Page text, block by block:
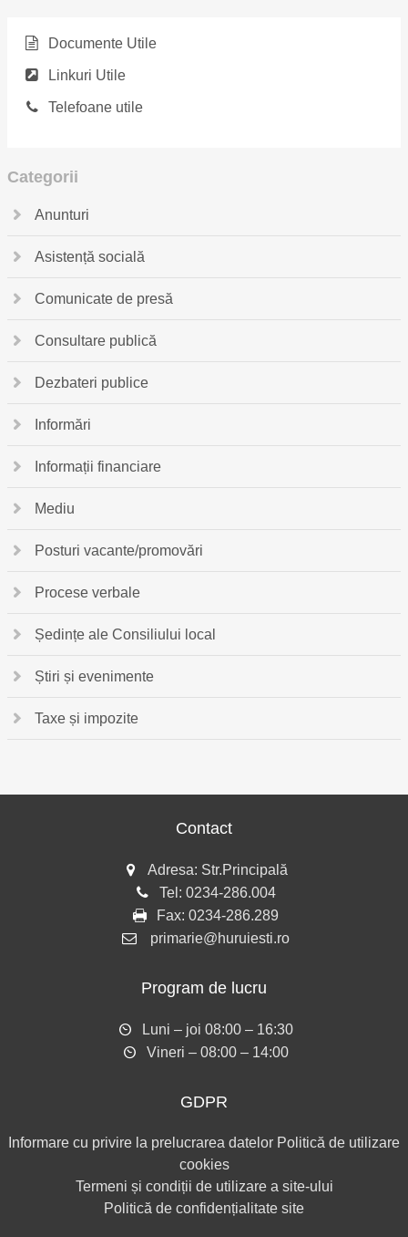
Documente Utile
Linkuri Utile
Telefoane utile
Categorii
Anunturi
Asistență socială
Comunicate de presă
Consultare publică
Dezbateri publice
Informări
Informații financiare
Mediu
Posturi vacante/promovări
Procese verbale
Ședințe ale Consiliului local
Știri și evenimente
Taxe și impozite
Contact
Adresa: Str.Principală
Tel: 0234-286.004
Fax: 0234-286.289
primarie@huruiesti.ro
Program de lucru
Luni – joi 08:00 – 16:30
Vineri – 08:00 – 14:00
GDPR
Informare cu privire la prelucrarea datelor Politică de utilizare
cookies
Termeni și condiții de utilizare a site-ului
Politică de confidențialitate site